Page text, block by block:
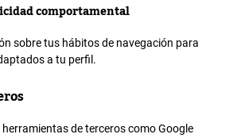
comportamental
sobre tus hábitos de navegación para
a tu perfil.
de terceros como Google